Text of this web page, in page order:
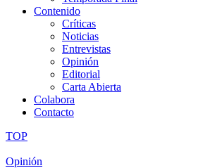
Contenido
Críticas
Noticias
Entrevistas
Opinión
Editorial
Carta Abierta
Colabora
Contacto
TOP
Opinión